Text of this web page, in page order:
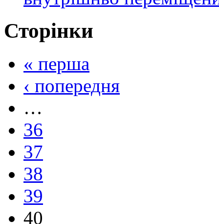
Сторінки
« перша
‹ попередня
…
36
37
38
39
40